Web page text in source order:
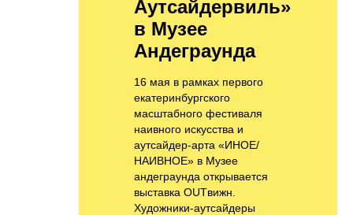
Аутсайдервиль»
в Музее
Андеграунда
16 мая в рамках первого
екатеринбургского
масштабного фестиваля
наивного искусства и
аутсайдер-арта «ИНОЕ/
НАИВНОЕ» в Музее
андеграунда открывается
выставка OUTвижн.
Художники-аутсайдеры